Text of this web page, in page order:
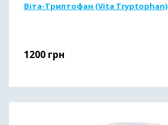
Віта-Триптофан (Vita Tryptophan)
1200 грн